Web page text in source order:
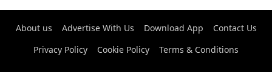
About us Advertise With Us Download App
Contact Us
Privacy Policy
Cookie Policy Terms & Conditions